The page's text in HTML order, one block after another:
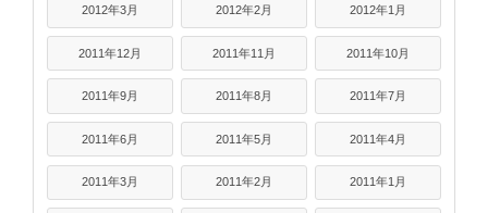
2012年3月 2012年2月 2012年1月
2011年12月 2011年11月 2011年10月
2011年9月 2011年8月 2011年7月
2011年6月 2011年5月 2011年4月
2011年3月 2011年2月 2011年1月